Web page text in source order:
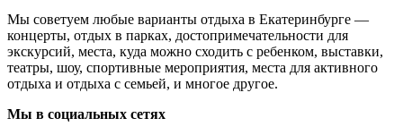
Мы советуем любые варианты отдыха в Екатеринбурге —
концерты, отдых в парках, достопримечательности для
экскурсий, места, куда можно сходить с ребенком, выставки,
театры, шоу, спортивные мероприятия, места для активного
отдыха и отдыха с семьей, и многое другое.
Мы в социальных сетях